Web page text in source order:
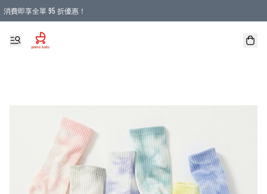
消費即享全單 95 折優惠！
購物滿 HKD 900.00即享免運費優惠！（適用於 本地送貨、本地取貨 )